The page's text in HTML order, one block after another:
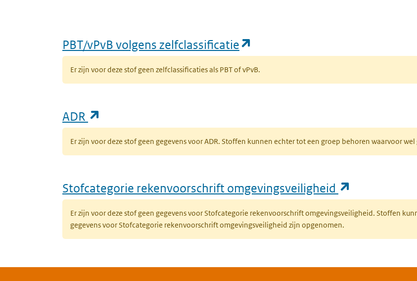
PBT/vPvB volgens zelfclassificatie
Er zijn voor deze stof geen zelfclassificaties als PBT of vPvB.
ADR
Er zijn voor deze stof geen gegevens voor ADR. Stoffen kunnen echter tot een groep behoren waarvoor
Stofcategorie rekenvoorschrift omgevingsveiligheid
Er zijn voor deze stof geen gegevens voor Stofcategorie rekenvoorschrift omgevingsveiligheid. Stoffen
gegevens voor Stofcategorie rekenvoorschrift omgevingsveiligheid zijn opgenomen.